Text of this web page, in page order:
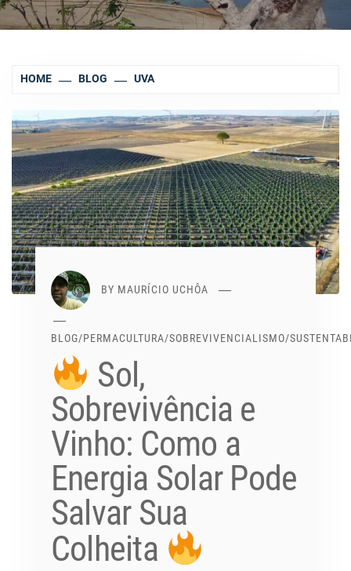
HOME BLOG UVA
BY MAURÍCIO UCHÔA
BLOG/PERMACULTURA/SOBREVIVENCIALISMO/
Sol,
Sobrevivência e
Vinho: Como a
Energia Solar Pode
Salvar Sua
Colheita